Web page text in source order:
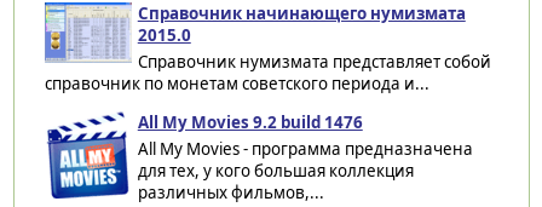
Справочник начинающего нумизмата
2015.0
Справочник нумизмата представляет собой
справочник по монетам советского периода и...
All My Movies 9.2 build 1476
All My Movies - программа предназначена
для тех, у кого большая коллекция
различных фильмов,...